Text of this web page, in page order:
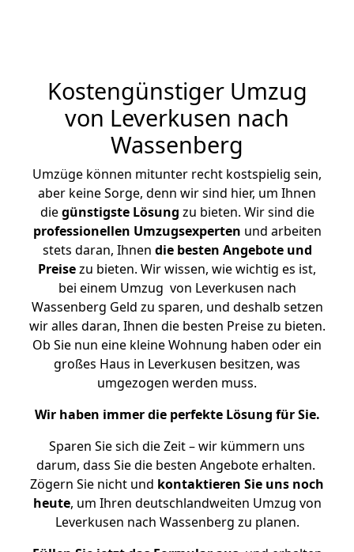
Kostengünstiger Umzug
von Leverkusen nach
Wassenberg
Umzüge können mitunter recht kostspielig sein,
aber keine Sorge, denn wir sind hier, um Ihnen
diegünstigste Lösung zu bieten. Wir sind die
professionellen Umzugsexperten und arbeiten
stets daran, Ihnen die besten Angebote und
Preisezu bieten. Wir wissen, wie wichtig es ist,
bei einem Umzug von Leverkusen nach
Wassenberg Geld zu sparen, und deshalb setzen
wir alles daran, Ihnen die besten Preise zu bieten.
Ob Sie nun eine kleine Wohnung haben oder ein
großes Haus in Leverkusen besitzen, was
umgezogen werden muss.
Wir haben immer die perfekte Lösung für Sie.
Sparen Sie sich die Zeit – wir kümmern uns
darum, dass Sie die besten Angebote erhalten.
Zögern Sie nicht und kontaktieren Sie uns noch
heute, um Ihren deutschlandweiten Umzug von
Leverkusen nach Wassenberg zu planen.